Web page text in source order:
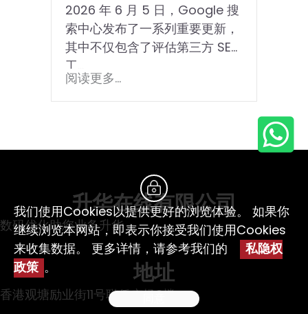
2026 年 6 月 5 日，Google 搜
索中心发布了一系列重要更新，
其中不仅包含了评估第三方 SEO
工…
阅读更多...
升华在线有限公司
数码优化助您业务升华
地址
香港观塘励业街11号联侨广场3楼
我们使用Cookies以提供更好的浏览体验。 如果你
继续浏览本网站，即表示你接受我们使用Cookies
来收集数据。 更多详情，请参考我们的
私隐权
政策 。